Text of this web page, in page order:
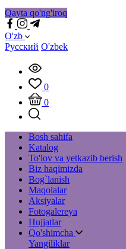
Qayta qo'ng'iroq
O'zb
Русский O'zbek
0
0
Bosh sahifa
Katalog
To'lov va yetkazib berish
Biz haqimizda
Bog`lanish
Maqolalar
Aksiyalar
Fotogalereya
Hujjatlar
Qo'shimcha
Yangiliklar